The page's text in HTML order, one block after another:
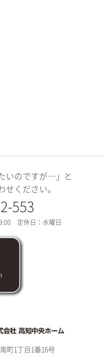
いのですが…」と
せください。
553
定休日：水曜日
町1丁目1番16号